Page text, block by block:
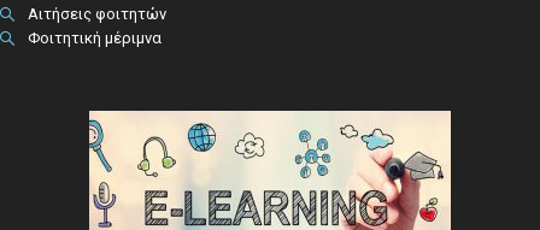
Αιτήσεις φοιτητών
Φοιτητική μέριμνα